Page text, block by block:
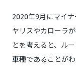
2020年9月にマイ
ヤリスやカローラ
とを考えると、ル
車種であることがわ